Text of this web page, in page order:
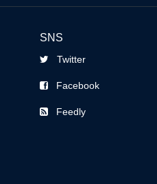
SNS
Twitter
Facebook
Feedly